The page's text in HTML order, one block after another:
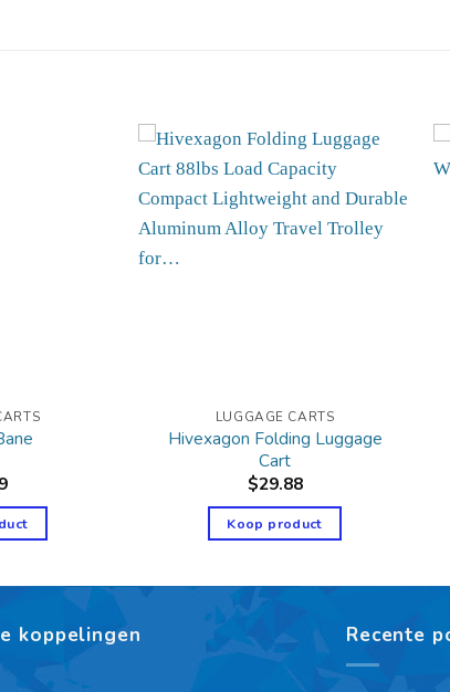
LUGGAGE CARTS
Hivexagon Folding Luggage
Cart
$29.88
Koop product
koppelingen Recente